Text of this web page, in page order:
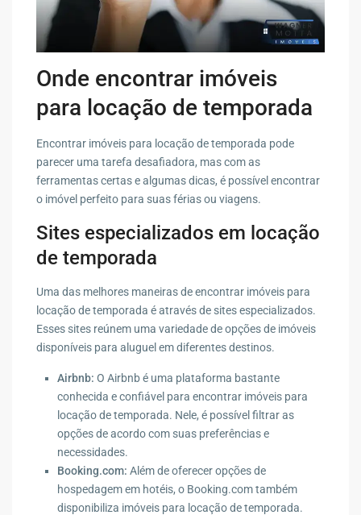
Onde encontrar imóveis
para locação de temporada
Encontrar imóveis para locação de temporada pode
parecer uma tarefa desafiadora, mas com as
ferramentas certas e algumas dicas, é possível encontrar
o imóvel perfeito para suas férias ou viagens.
Sites especializados em locação
de temporada
Uma das melhores maneiras de encontrar imóveis para
locação de temporada é através de sites especializados.
Esses sites reúnem uma variedade de opções de imóveis
disponíveis para aluguel em diferentes destinos.
Airbnb: O Airbnb é uma plataforma bastante
conhecida e confiável para encontrar imóveis para
locação de temporada. Nele, é possível filtrar as
opções de acordo com suas preferências e
necessidades.
Booking.com: Além de oferecer opções de
hospedagem em hotéis, o Booking.com também
disponibiliza imóveis para locação de temporada.